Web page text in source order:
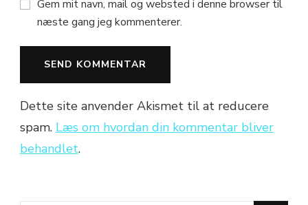
Gem mit navn, mail og websted i denne browser til
næste gang jeg kommenterer.
Dette site anvender Akismet til at reducere
spam. Læs om hvordan din kommentar bliver
behandlet.